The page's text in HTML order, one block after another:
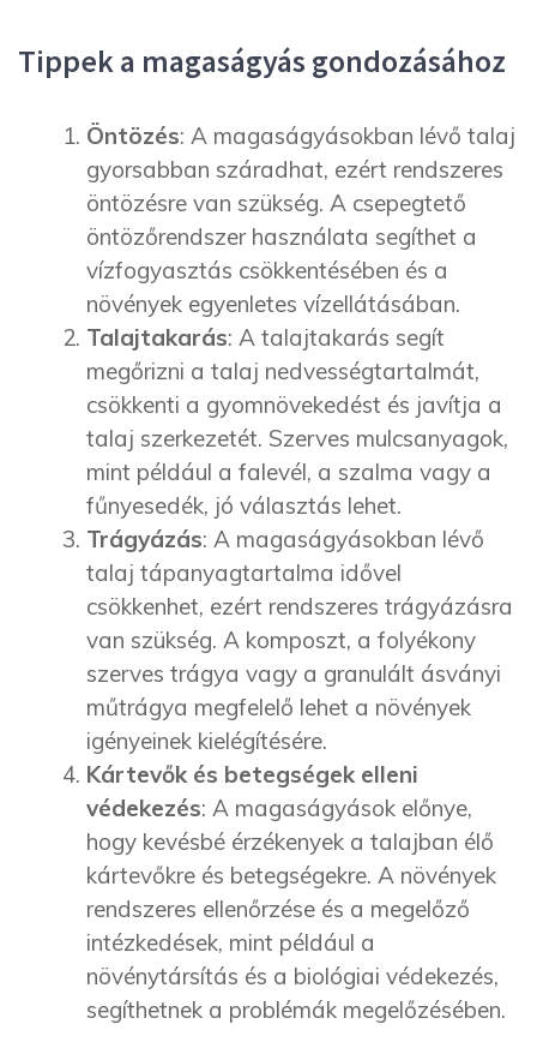
Tippek a magaságyás gondozásához
Öntözés: A magaságyásokban lévő talaj
gyorsabban száradhat, ezért rendszeres
öntözésre van szükség. A csepegtető
öntözőrendszer használata segíthet a
vízfogyasztás csökkentésében és a
növények egyenletes vízellátásában.
Talajtakarás: A talajtakarás segít
megőrizni a talaj nedvességtartalmát,
csökkenti a gyomnövekedést és javítja a
talaj szerkezetét. Szerves mulcsanyagok,
mint például a falevél, a szalma vagy a
fűnyesedék, jó választás lehet.
Trágyázás: A magaságyásokban lévő
talaj tápanyagtartalma idővel
csökkenhet, ezért rendszeres trágyázásra
van szükség. A komposzt, a folyékony
szerves trágya vagy a granulált ásványi
műtrágya megfelelő lehet a növények
igényeinek kielégítésére.
Kártevők és betegségek elleni
védekezés: A magaságyások előnye,
hogy kevésbé érzékenyek a talajban élő
kártevőkre és betegségekre. A növények
rendszeres ellenőrzése és a megelőző
intézkedések, mint például a
növénytársítás és a biológiai védekezés,
segíthetnek a problémák megelőzésében.